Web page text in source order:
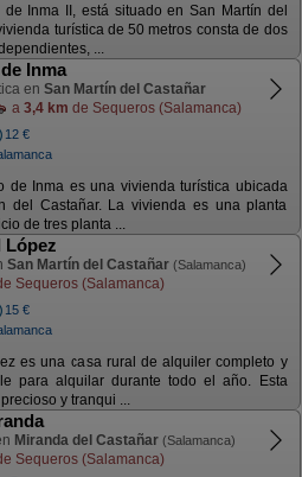
de Inma II, está situado en San Martín del
turística de 50 metros consta de dos
...
Inma
en San Martín del Castañar
a 3,4 km de Sequeros (Salamanca)
12 €
de Inma es una vivienda turística ubicada
del Castañar. La vivienda es una planta
de tres planta ...
López
San Martín del Castañar (Salamanca)
Sequeros (Salamanca)
15 €
es una casa rural de alquiler completo y
para alquilar durante todo el año. Esta
y tranqui ...
Miranda del Castañar (Salamanca)
Sequeros (Salamanca)